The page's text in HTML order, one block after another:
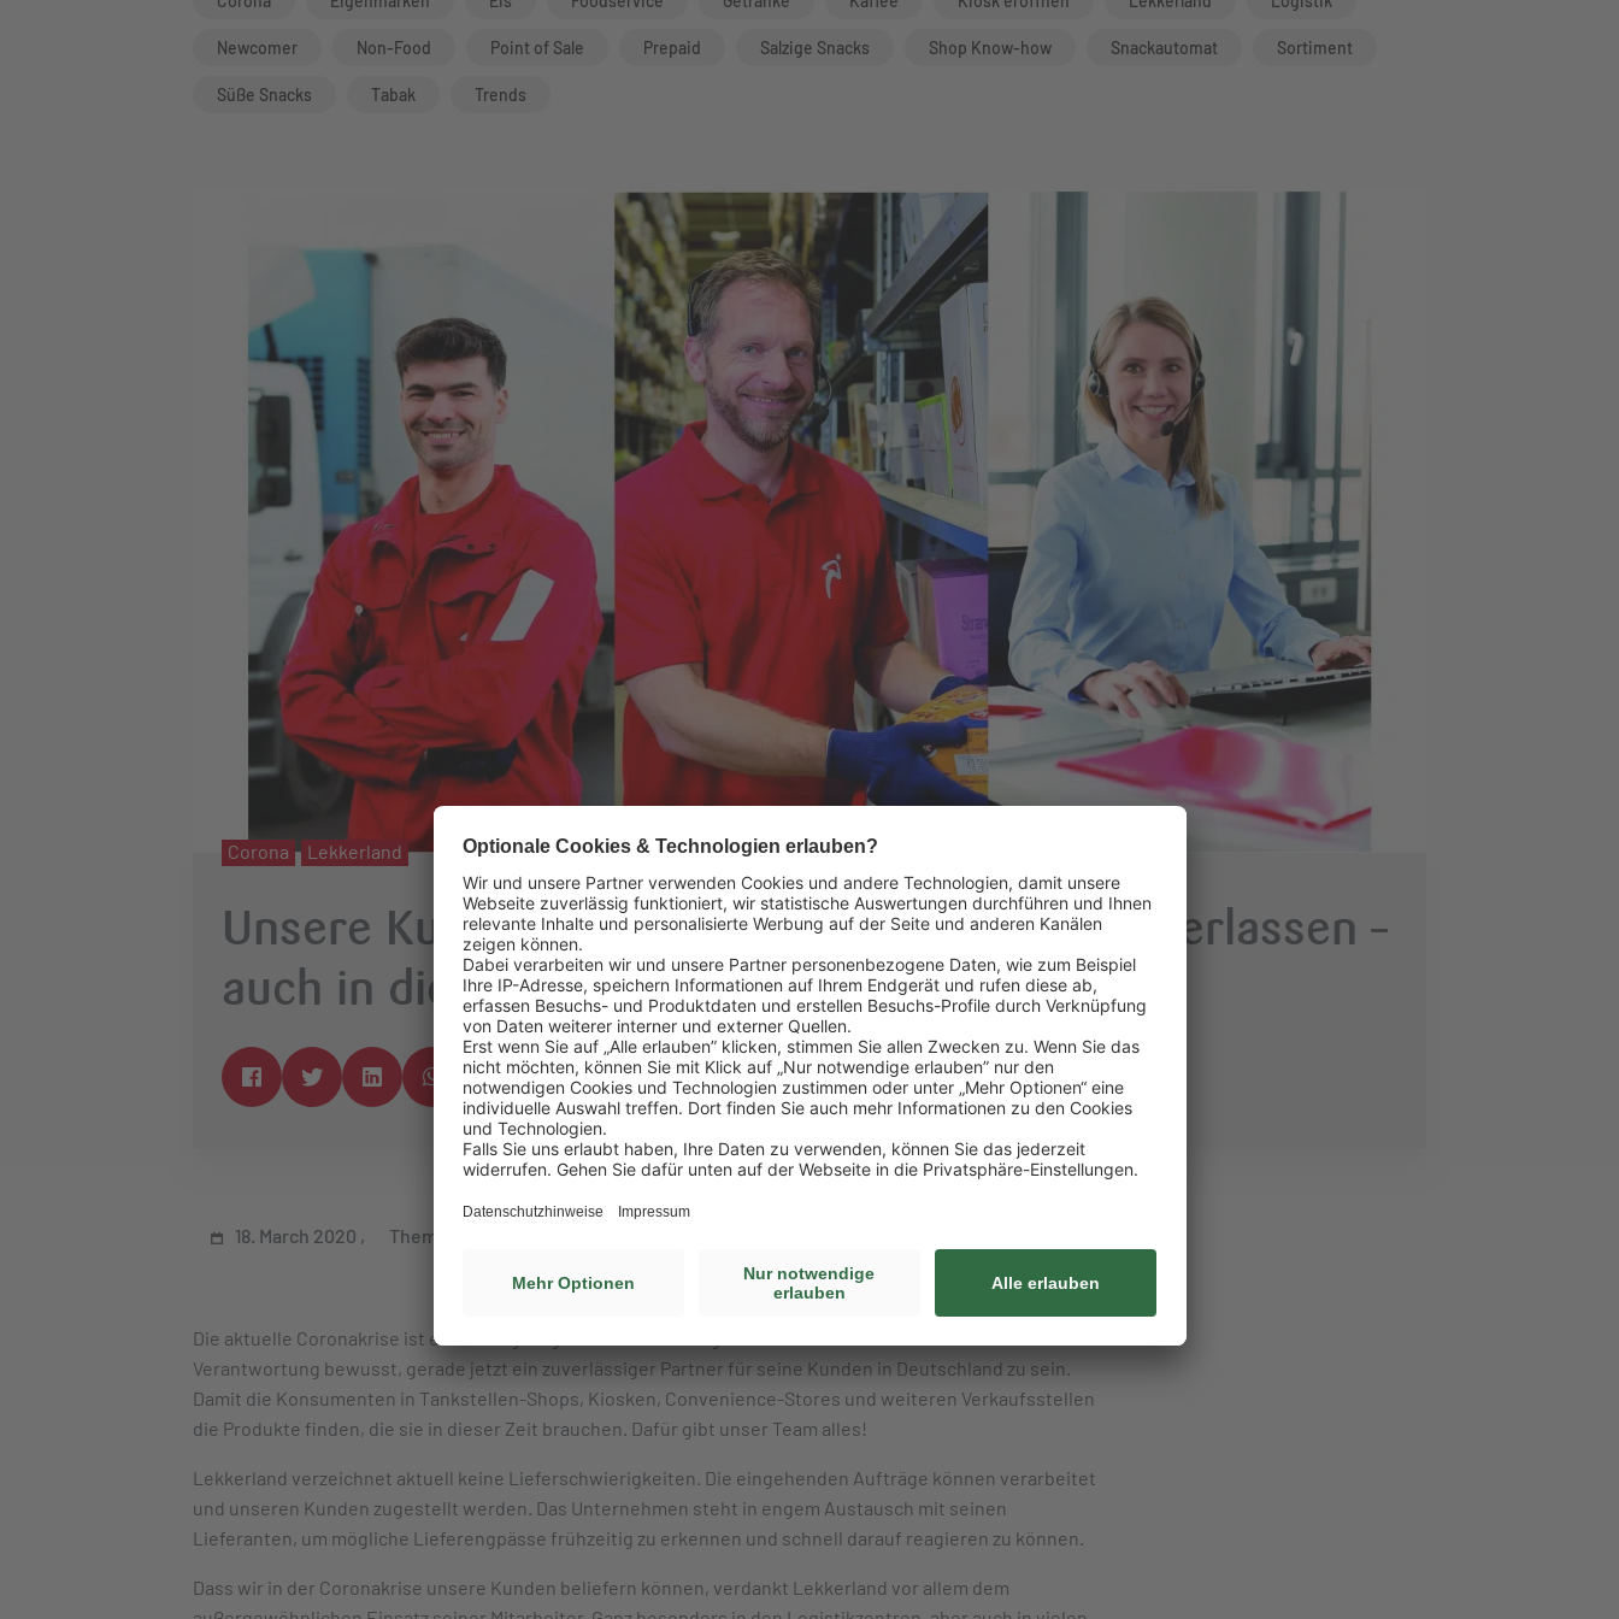
Newcomer Non-Food Point of Sale Prepaid Salzige Snacks Shop Know-how Snackautomat Sortiment
Süße Snacks Tabak Trends
Corona Lekkerland
Unsere Kunden können sich auf Lekkerland verlassen –
auch in dieser Zeit
18. March 2020 Themen:
Die aktuelle Coronakrise ist eine einzigartige Herausforderung für uns alle. Lekkerland ist sich seiner
Verantwortung bewusst, gerade jetzt ein zuverlässiger Partner für seine Kunden in Deutschland zu sein.
Damit die Konsumenten in Tankstellen-Shops, Kiosken, Convenience-Stores und weiteren Verkaufsstellen
die Produkte finden, die sie in dieser Zeit brauchen. Dafür gibt unser Team alles!
Lekkerland verzeichnet aktuell keine Lieferschwierigkeiten. Die eingehenden Aufträge können verarbeitet
und unseren Kunden zugestellt werden. Das Unternehmen steht in engem Austausch mit seinen
Lieferanten, um mögliche Lieferengpässe frühzeitig zu erkennen und schnell darauf reagieren zu können.
Dass wir in der Coronakrise unsere Kunden beliefern können, verdankt Lekkerland vor allem dem